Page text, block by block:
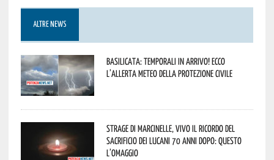
ALTRE NEWS
Basilicata: temporali in arrivo! Ecco
l’allerta meteo della Protezione civile
Strage di Marcinelle, vivo il ricordo del
sacrificio dei lucani 70 anni dopo: questo
l’omaggio